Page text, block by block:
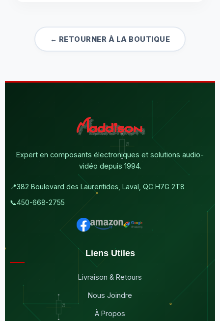
← RETOURNER À LA BOUTIQUE
Expert en composants électroniques et solutions audio-
vidéo depuis 1994.
📍382 Boulevard des Laurentides, Laval, QC H7G 2T8
📞450-668-2755
Liens Utiles
Livraison & Retours
Nous Joindre
À Propos